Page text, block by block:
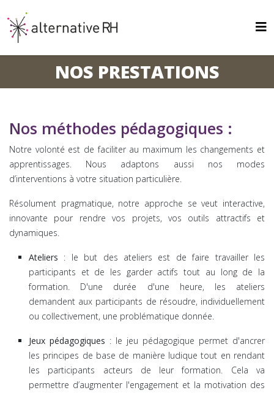
NOS PRESTATIONS
Nos méthodes pédagogiques :
Notre volonté est de faciliter au maximum les changements et
apprentissages. Nous adaptons aussi nos modes
d’interventions à votre situation particulière.
Résolument pragmatique, notre approche se veut interactive,
innovante pour rendre vos projets, vos outils attractifs et
dynamiques.
Ateliers : le but des ateliers est de faire travailler les
participants et de les garder actifs tout au long de la
formation. D'une durée d'une heure, les ateliers
demandent aux participants de résoudre, individuellement
ou collectivement, une problématique donnée.
Jeux pédagogiques : le jeu pédagogique permet d'ancrer
les principes de base de manière ludique tout en rendant
les participants acteurs de leur formation. Cela va
permettre d’augmenter l'engagement et la motivation des